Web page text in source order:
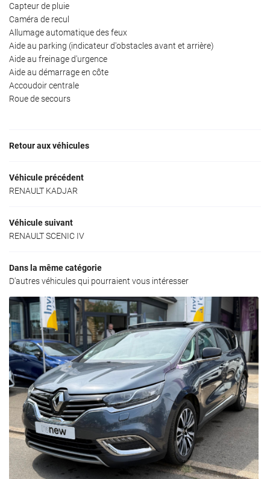
Capteur de pluie
Caméra de recul
Allumage automatique des feux
Aide au parking (indicateur d'obstacles avant et arrière)
Aide au freinage d'urgence
Aide au démarrage en côte
Accoudoir centrale
Roue de secours
Retour aux véhicules
Véhicule précédent
RENAULT KADJAR
Véhicule suivant
RENAULT SCENIC IV
Dans la même catégorie
D'autres véhicules qui pourraient vous intéresser